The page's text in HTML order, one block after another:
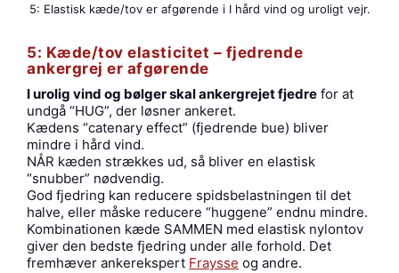
5: Elastisk kæde/tov er afgørende i I hård vind og uroligt vejr.
5: Kæde/tov elasticitet – fjedrende
ankergrej er afgørende
I urolig vind og bølger skal ankergrejet fjedre for at
undgå “HUG”, der løsner ankeret.
Kædens “catenary effect” (fjedrende bue) bliver
mindre i hård vind.
NÅR kæden strækkes ud, så bliver en elastisk
“snubber” nødvendig.
God fjedring kan reducere spidsbelastningen til det
halve, eller måske reducere “huggene” endnu mindre.
Kombinationen kæde SAMMEN med elastisk nylontov
giver den bedste fjedring under alle forhold. Det
fremhæver ankerekspert Fraysse og andre.